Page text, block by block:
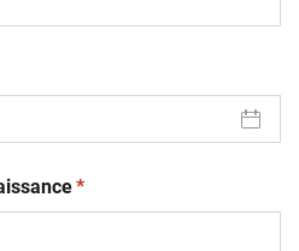
(obligatoire)
*